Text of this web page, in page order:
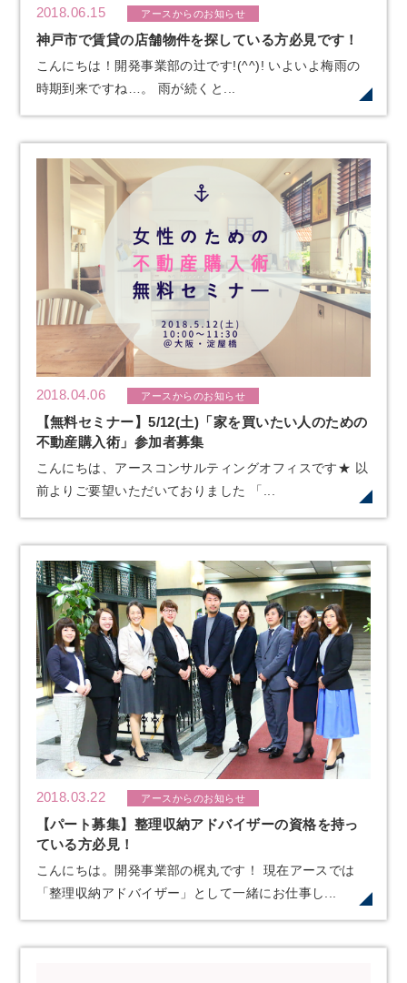
2018.06.15 アースからのお知らせ
神戸市で賃貸の店舗物件を探している方必見です！
こんにちは！開発事業部の辻です!(^^)! いよいよ梅雨の
時期到来ですね…。 雨が続くと...
2018.04.06 アースからのお知らせ
【無料セミナー】5/12(土)「家を買いたい人のための
不動産購入術」参加者募集
こんにちは、アースコンサルティングオフィスです★ 以
前よりご要望いただいておりました 「...
2018.03.22 アースからのお知らせ
【パート募集】整理収納アドバイザーの資格を持っ
ている方必見！
こんにちは。開発事業部の梶丸です！ 現在アースでは
「整理収納アドバイザー」として一緒にお仕事し...